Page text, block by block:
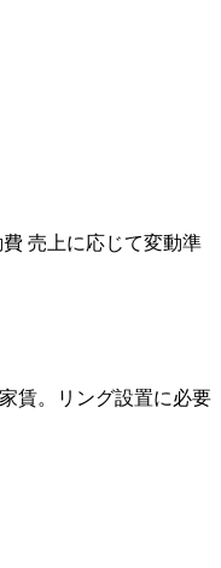
費 売上に応じて変動準
賃。リング設置に必要